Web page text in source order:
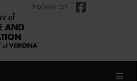
Follow on